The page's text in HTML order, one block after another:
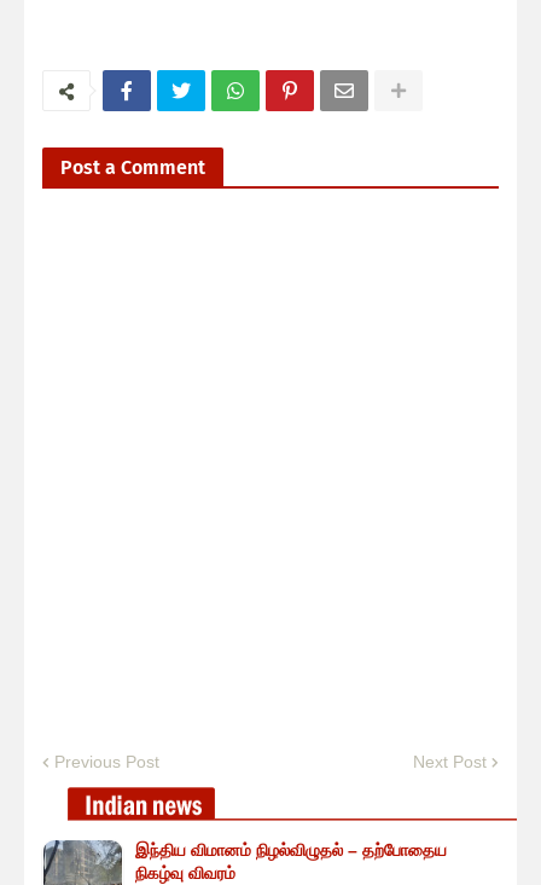
Post a Comment
Previous Post Next Post
இந்திய விமானம் நிழல்விழுதல் – தற்போதைய
நிகழ்வு விவரம்